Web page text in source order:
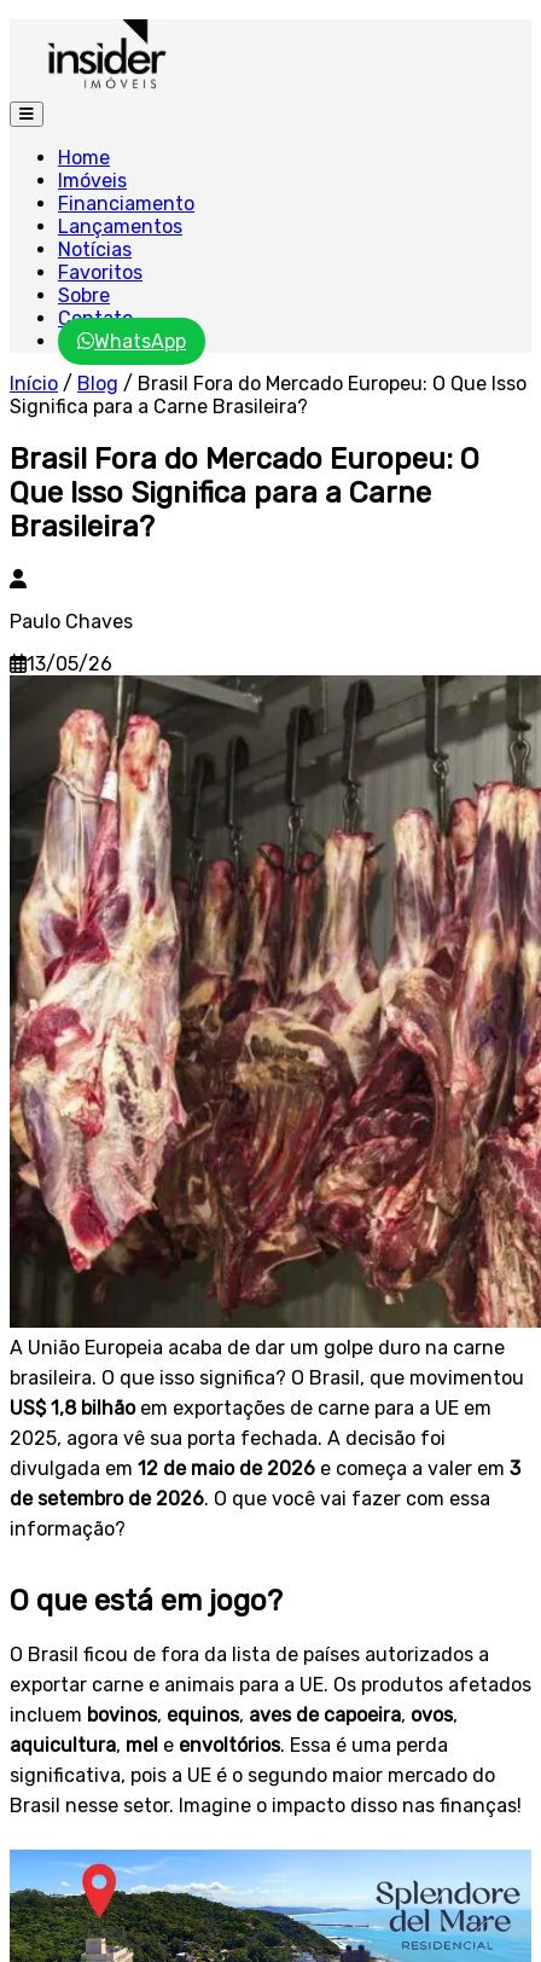
Home
Imóveis
Financiamento
Lançamentos
Notícias
Favoritos
Sobre
Contato
WhatsApp
Início / Blog / Brasil Fora do Mercado Europeu: O Que Isso
Significa para a Carne Brasileira?
Brasil Fora do Mercado Europeu: O
Que Isso Significa para a Carne
Brasileira?
Paulo Chaves
13/05/26
A União Europeia acaba de dar um golpe duro na carne
brasileira. O que isso significa? O Brasil, que movimentou
US$ 1,8 bilhãoem exportações de carne para a UE em
2025, agora vê sua porta fechada. A decisão foi
divulgada em 12 de maio de 2026 e começa a valer em 3
de setembro de 2026. O que você vai fazer com essa
informação?
O que está em jogo?
O Brasil ficou de fora da lista de países autorizados a
exportar carne e animais para a UE. Os produtos afetados
incluem bovinos, equinos, aves de capoeira, ovos,
aquicultura, mel e envoltórios. Essa é uma perda
significativa, pois a UE é o segundo maior mercado do
Brasil nesse setor. Imagine o impacto disso nas finanças!